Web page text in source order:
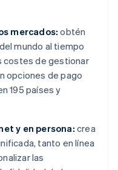
mercados:obtén
mundo al tiempo
costes de gestionar
opciones de pago
195 países y
y en persona: crea
tanto en línea
las